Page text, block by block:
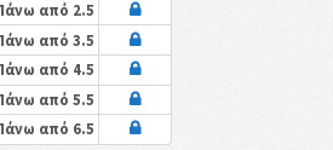
από 2.5
από 3.5
από 4.5
από 5.5
από 6.5